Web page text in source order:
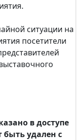
ситуации на
посетители
в доступе
удален с